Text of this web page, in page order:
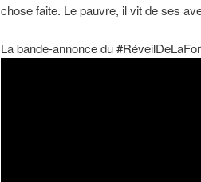
chose faite. Le pauvre, il vit de ses
La bande-annonce du